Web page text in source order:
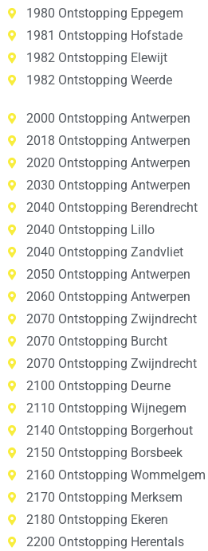
1980 Ontstopping Eppegem
1981 Ontstopping Hofstade
1982 Ontstopping Elewijt
1982 Ontstopping Weerde
2000 Ontstopping Antwerpen
2018 Ontstopping Antwerpen
2020 Ontstopping Antwerpen
2030 Ontstopping Antwerpen
2040 Ontstopping Berendrecht
2040 Ontstopping Lillo
2040 Ontstopping Zandvliet
2050 Ontstopping Antwerpen
2060 Ontstopping Antwerpen
2070 Ontstopping Zwijndrecht
2070 Ontstopping Burcht
2070 Ontstopping Zwijndrecht
2100 Ontstopping Deurne
2110 Ontstopping Wijnegem
2140 Ontstopping Borgerhout
2150 Ontstopping Borsbeek
2160 Ontstopping Wommelgem
2170 Ontstopping Merksem
2180 Ontstopping Ekeren
2200 Ontstopping Herentals